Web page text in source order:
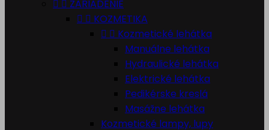
  ZARIADENIE
  KOZMETIKA
  Kozmetické lehátka
Manuálne lehátka
Hydraulické lehátka
Elektrické lehátka
Pedikérske kreslá
Masážne lehátka
Kozmetické lampy, lupy